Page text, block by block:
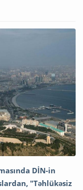
DİN-in
"Təhlükəsiz